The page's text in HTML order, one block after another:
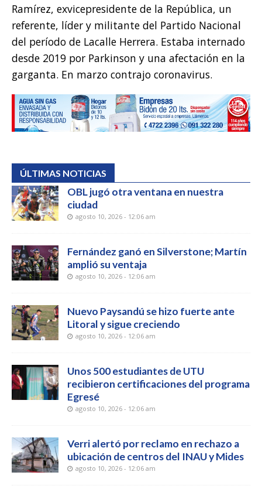
Ramírez, exvicepresidente de la República, un
referente, líder y militante del Partido Nacional
del período de Lacalle Herrera. Estaba internado
desde 2019 por Parkinson y una afectación en la
garganta. En marzo contrajo coronavirus.
ÚLTIMAS NOTICIAS
OBL jugó otra ventana en nuestra
ciudad
agosto 10, 2026 - 12:06 am
Fernández ganó en Silverstone; Martín
amplió su ventaja
agosto 10, 2026 - 12:06 am
Nuevo Paysandú se hizo fuerte ante
Litoral y sigue creciendo
agosto 10, 2026 - 12:06 am
Unos 500 estudiantes de UTU
recibieron certificaciones del programa
Egresé
agosto 10, 2026 - 12:06 am
Verri alertó por reclamo en rechazo a
ubicación de centros del INAU y Mides
agosto 10, 2026 - 12:06 am